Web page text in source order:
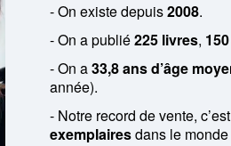
- On existe depuis2008.
- On a publié225 livres,
- On a33,8 ans d’âge
année).
- Notre record de vente, c’est
exemplairesdans le monde